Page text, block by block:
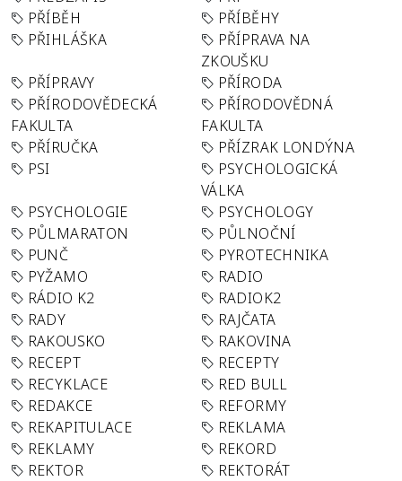
PŘÍBĚH
PŘÍBĚHY
PŘIHLÁŠKA
PŘÍPRAVA NA
ZKOUŠKU
PŘÍPRAVY
PŘÍRODA
PŘÍRODOVĚDECKÁ
FAKULTA
PŘÍRODOVĚDNÁ
FAKULTA
PŘÍRUČKA
PŘÍZRAK LONDÝNA
PSI
PSYCHOLOGICKÁ
VÁLKA
PSYCHOLOGIE
PSYCHOLOGY
PŮLMARATON
PŮLNOČNÍ
PUNČ
PYROTECHNIKA
PYŽAMO
RADIO
RÁDIO K2
RADIOK2
RADY
RAJČATA
RAKOUSKO
RAKOVINA
RECEPT
RECEPTY
RECYKLACE
RED BULL
REDAKCE
REFORMY
REKAPITULACE
REKLAMA
REKLAMY
REKORD
REKTOR
REKTORÁT